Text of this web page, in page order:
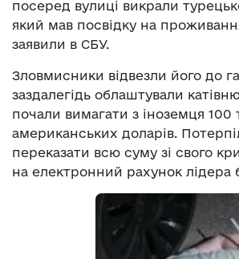
посеред вулиці викрали
який мав посвідку на
заявили в СБУ.
Зловмисники відвезли його до
заздалегідь облаштували
почали вимагати з іноземця 100
американських доларів.
переказати всю суму зі свого
на електронний рахунок лідера